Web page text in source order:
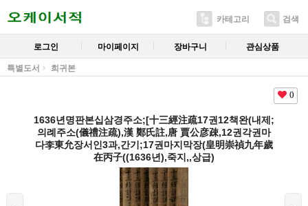
카테고리 검색
로그인 마이페이지 장바구니 관심상품
특별도서 희귀본
0
1636년명판본십삼경주소;[十三經注疏17권12책완(내제;
의례주소(儀禮注疏),漢 鄭氏註,唐 賈公彦疎,12권각권마
다李東允장서인3과,간기;17권마지막장(皇明崇禎九年歲
在丙子((1636년),죽지,,상급)